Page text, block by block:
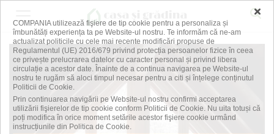
×
COMPANIA utilizează fişiere de tip cookie pentru a personaliza și
îmbunătăți experiența ta pe Website-ul nostru. Te informăm că ne-am
actualizat politicile cu cele mai recente modificări propuse de
Regulamentul (UE) 2016/679 privind protecția persoanelor fizice în ceea
ce privește prelucrarea datelor cu caracter personal și privind libera
circulație a acestor date. Înainte de a continua navigarea pe Website-ul
nostru te rugăm să aloci timpul necesar pentru a citi și înțelege conținutul
Politicii de Cookie.
Prin continuarea navigării pe Website-ul nostru confirmi acceptarea
utilizării fişierelor de tip cookie conform Politicii de Cookie. Nu uita totuși că
poți modifica în orice moment setările acestor fişiere cookie urmând
instrucțiunile din Politica de Cookie.